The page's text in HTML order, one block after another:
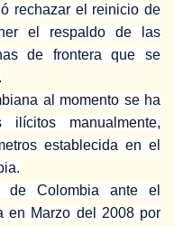
rechazar el reinicio de
el respaldo de las
de frontera que se
al momento se ha
manualmente,
establecida en el
de Colombia ante el
en Marzo del 2008 por